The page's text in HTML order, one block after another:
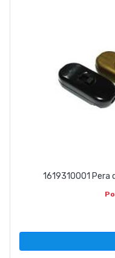
1619310001 Pera